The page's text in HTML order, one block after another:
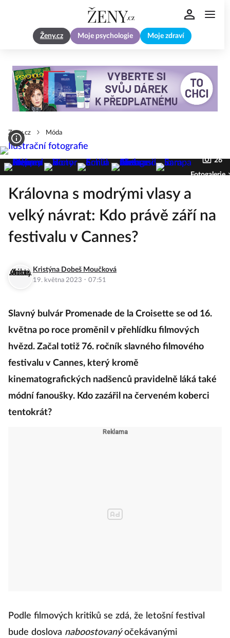
Ženy.cz Moje psychologie Moje zdraví
Zeny.cz Móda
26
Fotogalerie
Královna s modrými vlasy a
velký návrat: Kdo právě září na
festivalu v Cannes?
Kristýna Dobeš Moučková
19. května 2023 · 07:51
Slavný bulvár Promenade de la Croisette se od 16.
května po roce proměnil v přehlídku filmových
hvězd. Začal totiž 76. ročník slavného filmového
festivalu v Cannes, který kromě
kinematografických nadšenců pravidelně láká také
módní fanoušky. Kdo zazářil na červeném koberci
tentokrát?
Podle filmových kritiků se zdá, že letošní festival
bude doslova naboostovanýočekávanými